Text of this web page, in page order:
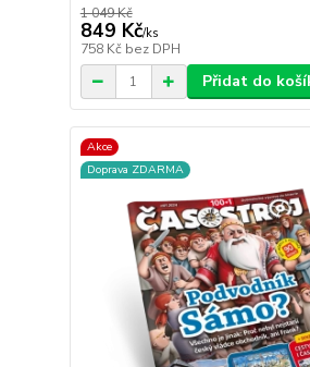
1 049 Kč
849 Kč/ks
758 Kč bez DPH
Přidat do
Akce
Doprava ZDARMA